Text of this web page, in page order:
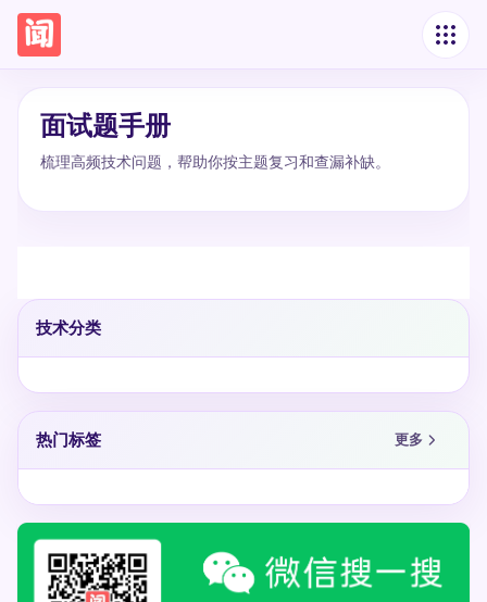
面试题手册
梳理高频技术问题，帮助你按主题复习和查漏补缺。
技术分类
热门标签 更多